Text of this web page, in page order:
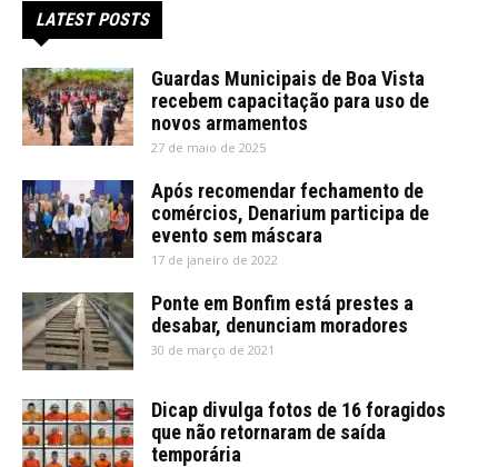
LATEST POSTS
Guardas Municipais de Boa Vista
recebem capacitação para uso de
novos armamentos
27 de maio de 2025
Após recomendar fechamento de
comércios, Denarium participa de
evento sem máscara
17 de janeiro de 2022
Ponte em Bonfim está prestes a
desabar, denunciam moradores
30 de março de 2021
Dicap divulga fotos de 16 foragidos
que não retornaram de saída
temporária